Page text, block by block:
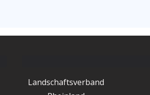
Landschaftsverband